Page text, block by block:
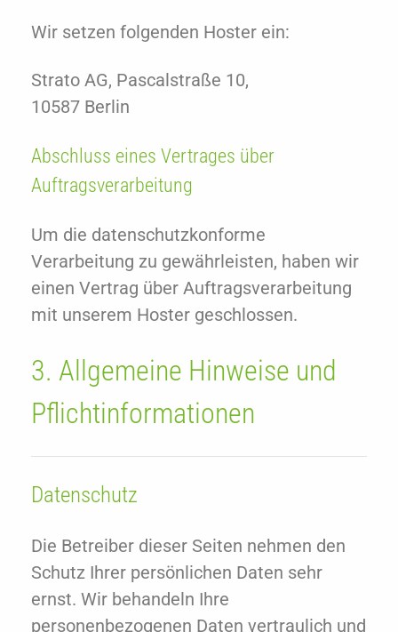
Wir setzen folgenden Hoster ein:
Strato AG, Pascalstraße 10,
10587 Berlin
Abschluss eines Vertrages über
Auftragsverarbeitung
Um die datenschutzkonforme
Verarbeitung zu gewährleisten, haben wir
einen Vertrag über Auftragsverarbeitung
mit unserem Hoster geschlossen.
3. Allgemeine Hinweise und
Pflicht­informationen
Datenschutz
Die Betreiber dieser Seiten nehmen den
Schutz Ihrer persönlichen Daten sehr
ernst. Wir behandeln Ihre
personenbezogenen Daten vertraulich und